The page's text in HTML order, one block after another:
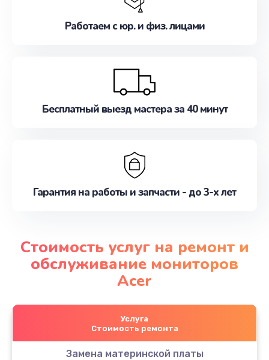
Работаем с юр. и физ. лицами
Бесплатный выезд мастера за 40 минут
Гарантия на работы и запчасти - до 3-х лет
Стоимость услуг на ремонт и
обслуживание мониторов
Acer
Услуга
Стоимость ремонта
Замена материнской платы